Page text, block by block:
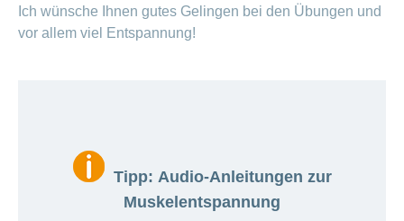
Ich wünsche Ihnen gutes Gelingen bei den Übungen und
vor allem viel Entspannung!
Tipp: Audio-Anleitungen zur
Muskelentspannung